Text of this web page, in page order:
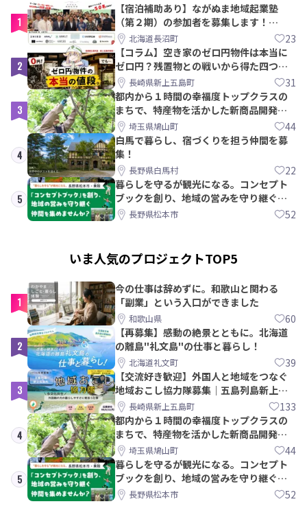
1
【宿泊補助あり】ながぬま地域起業塾
（第２期）の参加者を募集します！
【8/21〆】
北海道長沼町 23
2
【コラム】空き家のゼロ円物件は本当に
ゼロ円？残置物との戦いから得た四つの
教訓｜新上五島町
長崎県新上五島町 31
3
都内から１時間の幸福度トップクラスの
まちで、特産物を活かした新商品開発＆
PRメンバー募集！
埼玉県鳩山町 44
4
白馬で暮らし、宿づくりを担う仲間を募
集！
長野県白馬村 22
5
暮らしを守るが観光になる。コンセプト
ブックを創り、地域の営みを守り継ぐ仲
間を集めませんか？
長野県松本市 52
いま人気のプロジェクトTOP5
1
今の仕事は辞めずに。和歌山と関わる
「副業」という入口ができました
和歌山県 60
2
【再募集】感動の絶景とともに。北海道
の離島"礼文島"の仕事と暮らし！
北海道礼文町 39
3
【交流好き歓迎】外国人と地域をつなぐ
地域おこし協力隊募集｜五島列島新上五
島町長崎県新上五島町 133
4
都内から１時間の幸福度トップクラスの
まちで、特産物を活かした新商品開発＆
PRメンバー募集！
埼玉県鳩山町 44
5
暮らしを守るが観光になる。コンセプト
ブックを創り、地域の営みを守り継ぐ仲
間を集めませんか？
長野県松本市 52